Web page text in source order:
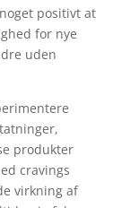
positivt at
for nye
uden
produkter
cravings
virkning af